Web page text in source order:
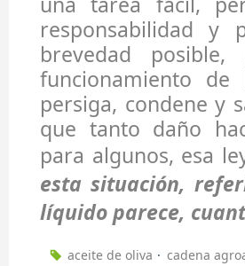
responsabilidad
brevedad
funcionamiento
persiga, condene y
que tanto daño
para algunos, esa
esta situación,
líquido parece,
aceite de oliva cadena